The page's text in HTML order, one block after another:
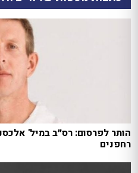
הותר לפרסום: רס״ב במיל'
רחפנים